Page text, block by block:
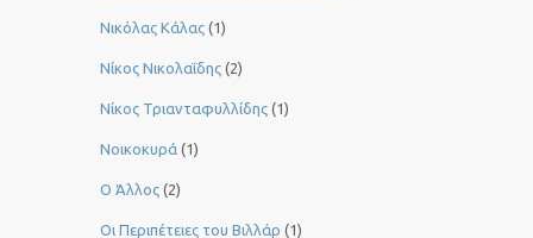
Νικόλας Κάλας (1)
Νίκος Νικολαΐδης (2)
Νίκος Τριανταφυλλίδης (1)
Νοικοκυρά (1)
Ο Άλλος (2)
Οι Περιπέτειες του Βιλλάρ (1)